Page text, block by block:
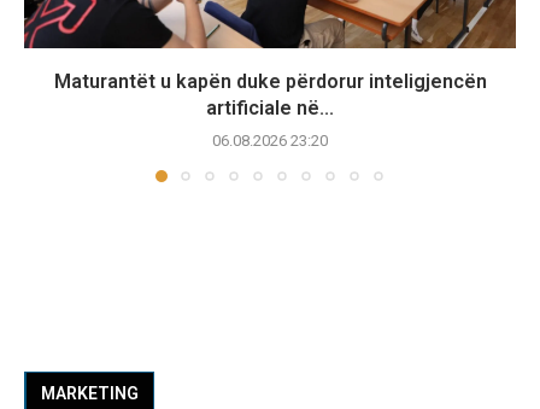
Maturantët u kapën duke përdorur inteligjencën
artificiale në...
06.08.2026 23:20
MARKETING